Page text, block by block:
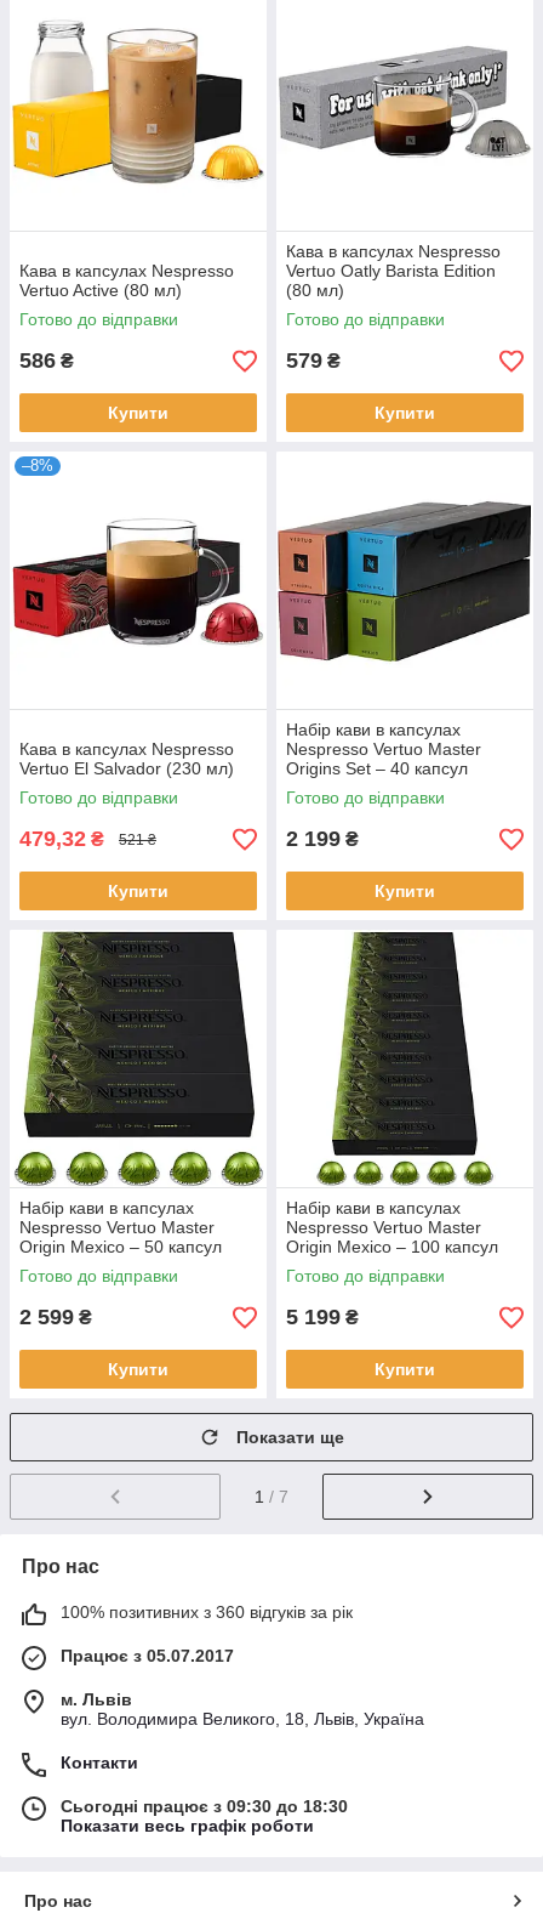
Кава в капсулах Nespresso
Vertuo Active (80 мл)
Готово до відправки
586 ₴
Купити
Кава в капсулах Nespresso
Vertuo Oatly Barista Edition
(80 мл)
Готово до відправки
579 ₴
Купити
–8%
Кава в капсулах Nespresso
Vertuo El Salvador (230 мл)
Готово до відправки
479,32 ₴ 521 ₴
Купити
Набір кави в капсулах
Nespresso Vertuo Master
Origins Set – 40 капсул
Готово до відправки
2 199 ₴
Купити
Набір кави в капсулах
Nespresso Vertuo Master
Origin Mexico – 50 капсул
Готово до відправки
2 599 ₴
Купити
Набір кави в капсулах
Nespresso Vertuo Master
Origin Mexico – 100 капсул
Готово до відправки
5 199 ₴
Купити
Показати ще
1 / 7
Про нас
100% позитивних з 360 відгуків за рік
Працює з 05.07.2017
м. Львів
вул. Володимира Великого, 18, Львів, Україна
Контакти
Сьогодні працює з 09:30 до 18:30
Показати весь графік роботи
Про нас